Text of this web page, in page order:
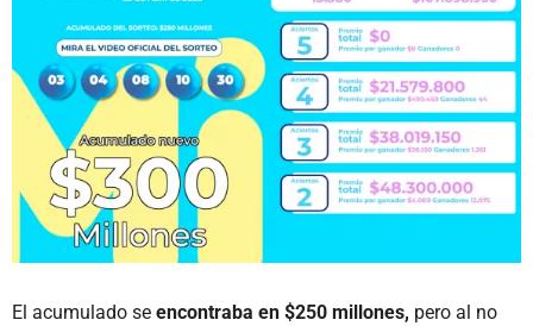
El acumulado se encontraba en $250 millones, pero al no